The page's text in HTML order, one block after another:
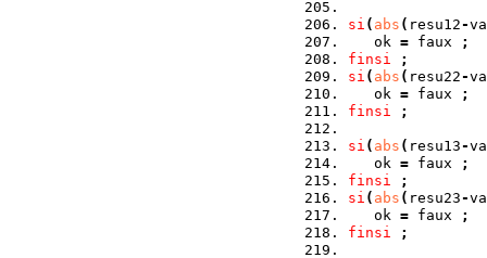
si ( abs ( resu12-
   ok
= faux
;
finsi
;
si ( abs ( resu22-
   ok
= faux
;
finsi
;
si ( abs ( resu13-
   ok
= faux
;
finsi
;
si ( abs ( resu23-
   ok
= faux
;
finsi
;